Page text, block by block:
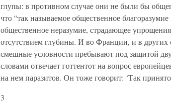
глупы: в противном случае они не были бы
что “так называемое общественное
общественное неразумие, страдающее
отсутствием глубины. И во Франции, и в
смешные условности пребывают под защитой
словами отвечает готтентот на вопрос
на нем паразитов. Он тоже говорит: ‘Так
3